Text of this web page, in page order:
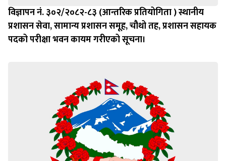
विज्ञापन नं. ३०२/२०८२-८३ (आन्तरिक प्रतियोगिता ) स्थानीय
प्रशासन सेवा, सामान्य प्रशासन समूह, चौथो तह, प्रशासन सहायक
पदको परीक्षा भवन कायम गरीएको सूचना।